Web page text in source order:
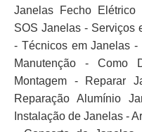
Janelas Fecho
SOS Janelas - Serviços
- Técnicos em Janelas
Manutenção - Como
Montagem - Reparar
Reparação Alumínio
Instalação de Janelas -